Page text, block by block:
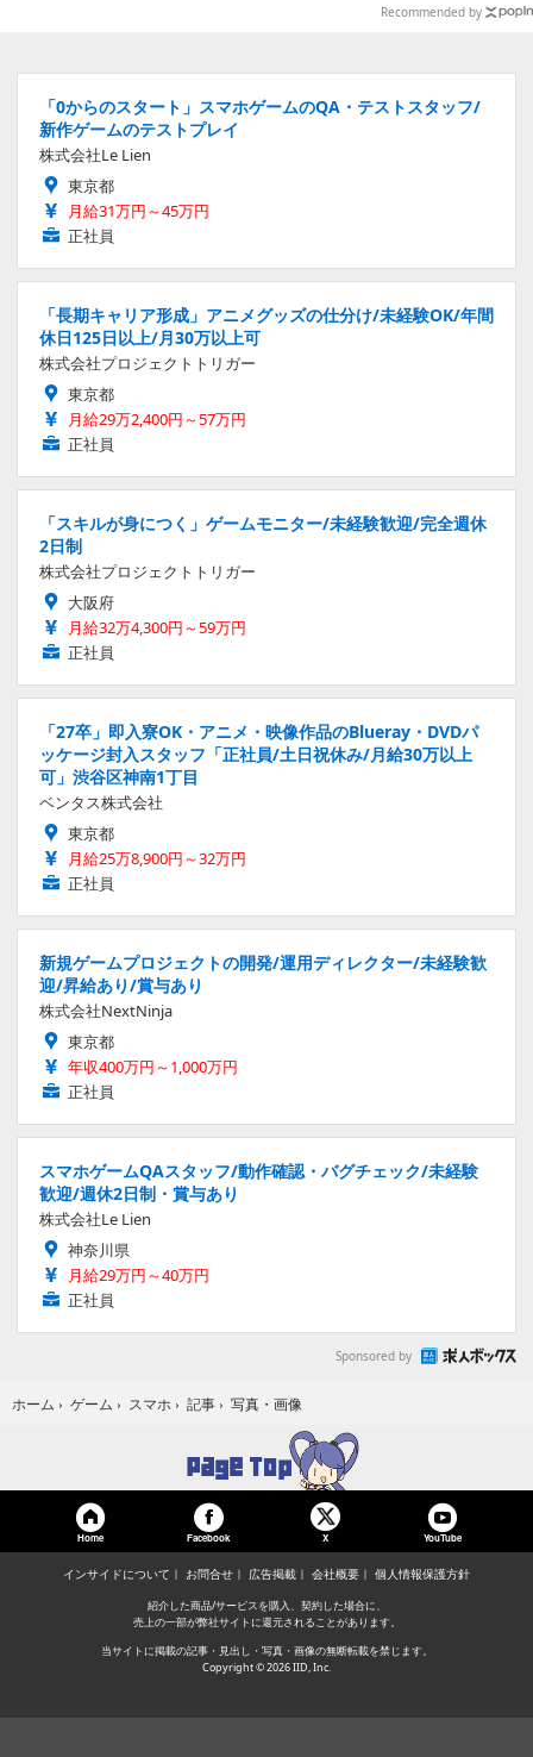
Recommended by
「0からのスタート」スマホゲームのQA・テストスタッフ/
新作ゲームのテストプレイ
株式会社Le Lien
東京都
月給31万円～45万円
正社員
「長期キャリア形成」アニメグッズの仕分け/未経験OK/年間
休日125日以上/月30万以上可
株式会社プロジェクトトリガー
東京都
月給29万2,400円～57万円
正社員
「スキルが身につく」ゲームモニター/未経験歓迎/完全週休
2日制
株式会社プロジェクトトリガー
大阪府
月給32万4,300円～59万円
正社員
「27卒」即入寮OK・アニメ・映像作品のBlueray・DVDパ
ッケージ封入スタッフ「正社員/土日祝休み/月給30万以上
可」渋谷区神南1丁目
ベンタス株式会社
東京都
月給25万8,900円～32万円
正社員
新規ゲームプロジェクトの開発/運用ディレクター/未経験歓
迎/昇給あり/賞与あり
株式会社NextNinja
東京都
年収400万円～1,000万円
正社員
スマホゲームQAスタッフ/動作確認・バグチェック/未経験
歓迎/週休2日制・賞与あり
株式会社Le Lien
神奈川県
月給29万円～40万円
正社員
Sponsored by
ホーム › ゲーム › スマホ › 記事 › 写真・画像
Home Facebook X YouTube
インサイドについて お問合せ 広告掲載 会社概要 個人情報保護方針
紹介した商品/サービスを購入、契約した場合に、
売上の一部が弊社サイトに還元されることがあります。
当サイトに掲載の記事・見出し・写真・画像の無断転載を禁じます。
Copyright © 2026 IID, Inc.